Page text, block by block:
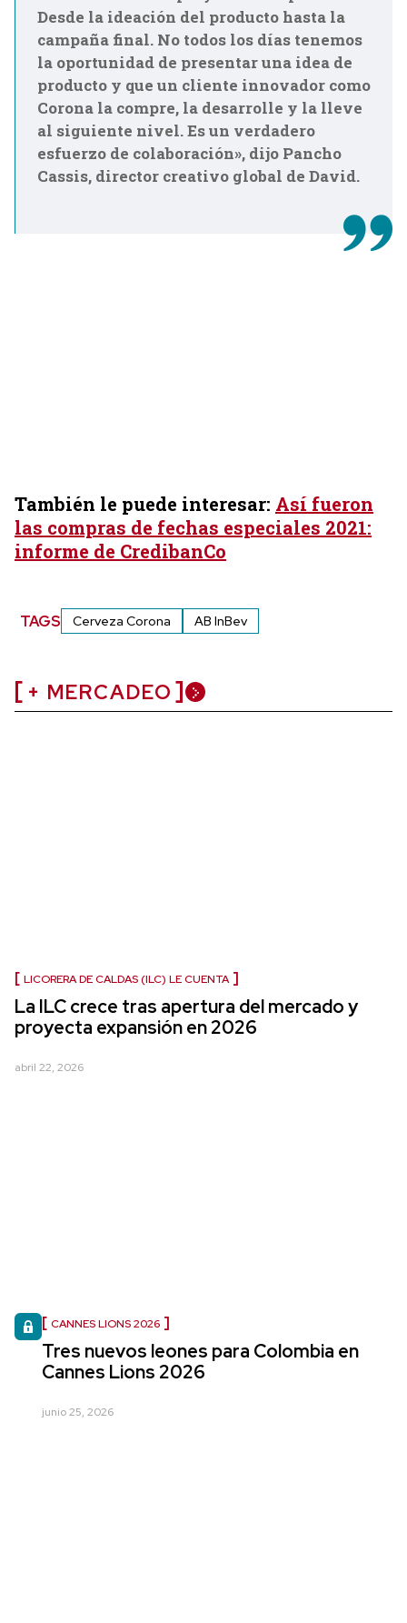
Desde la ideación del producto hasta la
campaña final. No todos los días tenemos
la oportunidad de presentar una idea de
producto y que un cliente innovador como
Corona la compre, la desarrolle y la lleve
al siguiente nivel. Es un verdadero
esfuerzo de colaboración», dijo Pancho
Cassis, director creativo global de David.
También le puede interesar: Así fueron
las compras de fechas especiales 2021:
informe de CredibanCo
TAGS Cerveza Corona AB InBev
+ MERCADEO
LICORERA DE CALDAS (ILC) LE CUENTA
La ILC crece tras apertura del mercado y
proyecta expansión en 2026
abril 22, 2026
CANNES LIONS 2026
Tres nuevos leones para Colombia en
Cannes Lions 2026
junio 25, 2026